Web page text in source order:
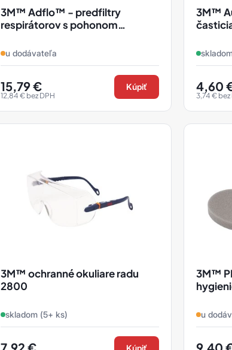
3M™ Adflo™ - predfiltry
respirátorov s pohonom
u dodávateľa
15,79€
12,84€ bez DPH
Kúpiť
3M™
4,60
3,74 €bez
3M™ ochranné okuliare radu
2800
skladom (5+ ks)
3M™
u